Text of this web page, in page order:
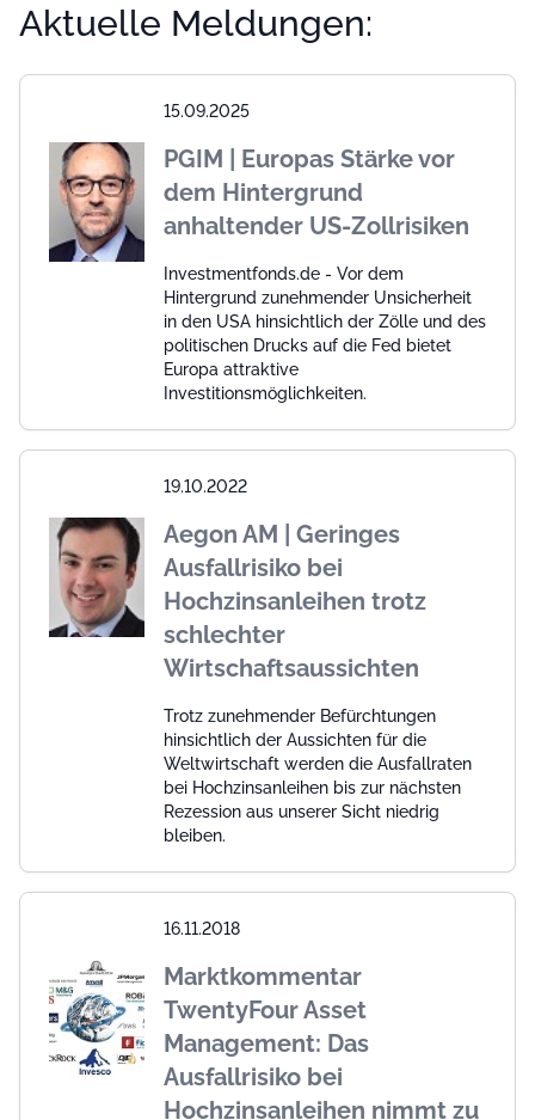
Aktuelle Meldungen:
15.09.2025
PGIM | Europas Stärke vor
dem Hintergrund
anhaltender US-Zollrisiken
Investmentfonds.de - Vor dem
Hintergrund zunehmender Unsicherheit
in den USA hinsichtlich der Zölle und des
politischen Drucks auf die Fed bietet
Europa attraktive
Investitionsmöglichkeiten.
19.10.2022
Aegon AM | Geringes
Ausfallrisiko bei
Hochzinsanleihen trotz
schlechter
Wirtschaftsaussichten
Trotz zunehmender Befürchtungen
hinsichtlich der Aussichten für die
Weltwirtschaft werden die Ausfallraten
bei Hochzinsanleihen bis zur nächsten
Rezession aus unserer Sicht niedrig
bleiben.
16.11.2018
Marktkommentar
TwentyFour Asset
Management: Das
Ausfallrisiko bei
Hochzinsanleihen nimmt zu